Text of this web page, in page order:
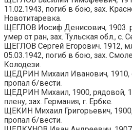
11.02.1943, погиб в бою, зах.
Новотитаревка.
ЩЕГЛОВ Иосиф Денисович, 1903.
умер от ран, зах. Тульская обл., с.
ЩЕГЛОВ Сергей Егорович. 1912,
05.03.1942, погиб в бою, зах.
Колодези.
ЩЕДРИН Михаил Иванович, 1910,
пропал б/вести.
ЩЕДРИН Михаил, 1900, рядовой,
плену, зах. Германия, г. Ербке.
ЩЕКИН Михаил Григорьевич,
пропал б/вести.